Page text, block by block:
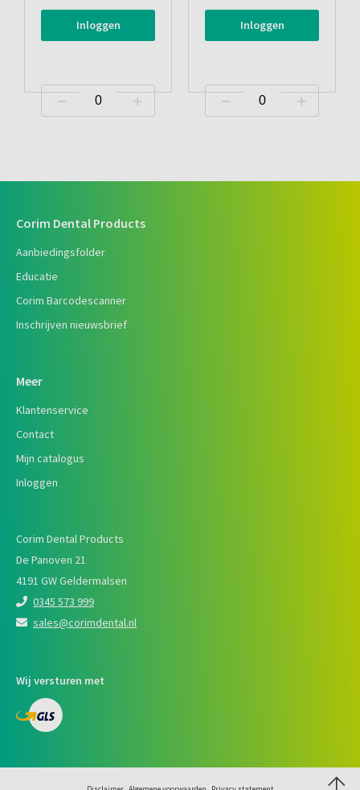
Inloggen Inloggen
Corim Dental Products
Aanbiedingsfolder
Educatie
Corim Barcodescanner
Inschrijven nieuwsbrief
Meer
Klantenservice
Contact
Mijn catalogus
Inloggen
Corim Dental Products
De Panoven 21
4191 GW Geldermalsen
0345 573 999
sales@corimdental.nl
Wij versturen met